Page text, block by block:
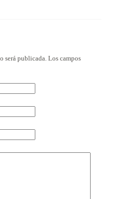
será publicada. Los campos